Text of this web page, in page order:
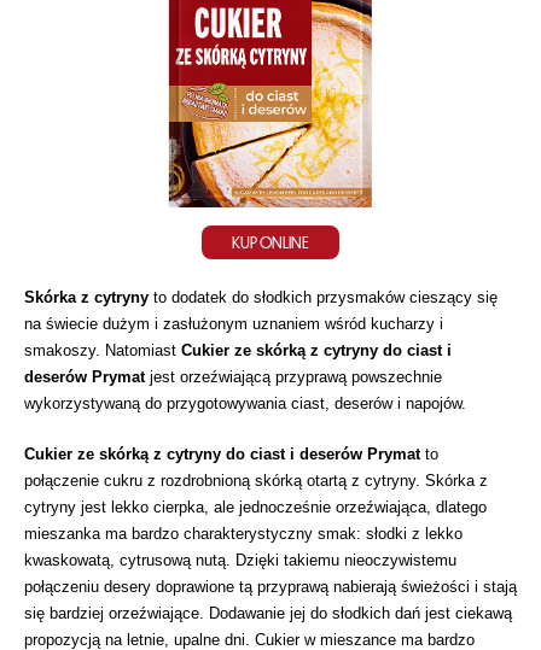
KUP ONLINE
Skórka z cytryny to dodatek do słodkich przysmaków cieszący się
na świecie dużym i zasłużonym uznaniem wśród kucharzy i
smakoszy. Natomiast Cukier ze skórką z cytryny do ciast i
deserów Prymat jest orzeźwiającą przyprawą powszechnie
wykorzystywaną do przygotowywania ciast, deserów i napojów.
Cukier ze skórką z cytryny do ciast i deserów Prymatto
połączenie cukru z rozdrobnioną skórką otartą z cytryny. Skórka z
cytryny jest lekko cierpka, ale jednocześnie orzeźwiająca, dlatego
mieszanka ma bardzo charakterystyczny smak: słodki z lekko
kwaskowatą, cytrusową nutą. Dzięki takiemu nieoczywistemu
połączeniu desery doprawione tą przyprawą nabierają świeżości i stają
się bardziej orzeźwiające. Dodawanie jej do słodkich dań jest ciekawą
propozycją na letnie, upalne dni. Cukier w mieszance ma bardzo